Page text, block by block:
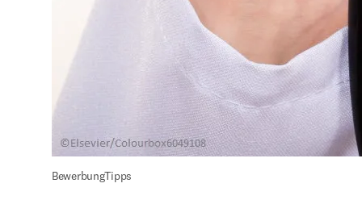
BewerbungTipps